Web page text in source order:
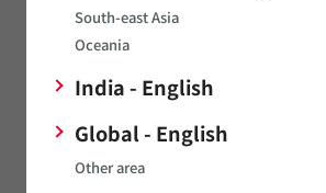
South-east Asia
Oceania
India - English
Global - English
Other area
関連リンク
部品の基礎・活用方法を知る
インダクタガイド